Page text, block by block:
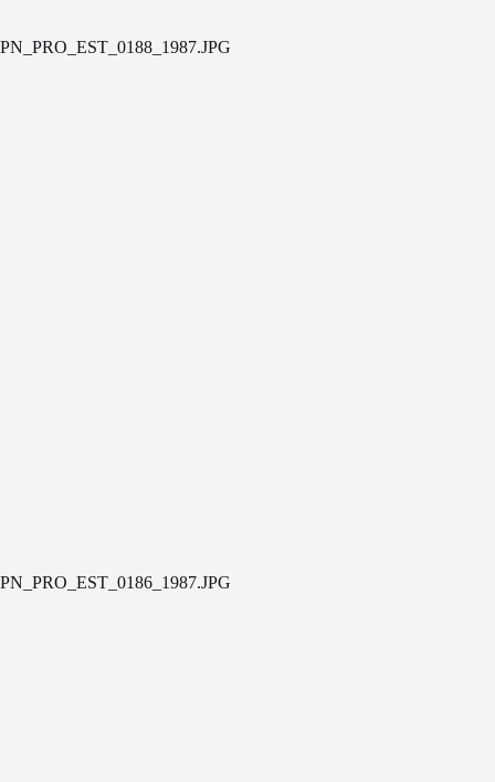
PN_PRO_EST_0188_1987.JPG
PN_PRO_EST_0186_1987.JPG